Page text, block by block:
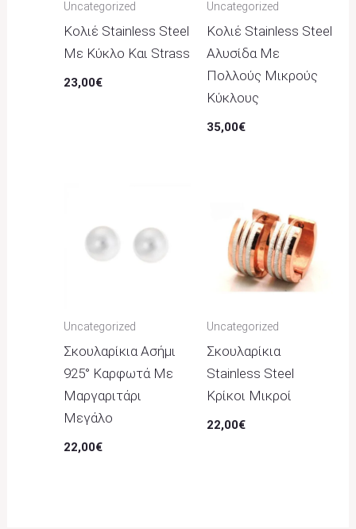
Uncategorized
Κολιέ Stainless Steel
Με Κύκλο Και Strass
23,00€
Uncategorized
Κολιέ Stainless Steel
Αλυσίδα Με
Πολλούς Μικρούς
Κύκλους
35,00€
Uncategorized
Σκουλαρίκια Ασήμι
925° Καρφωτά Με
Μαργαριτάρι
Μεγάλο
22,00€
Uncategorized
Σκουλαρίκια
Stainless Steel
Κρίκοι Μικροί
22,00€